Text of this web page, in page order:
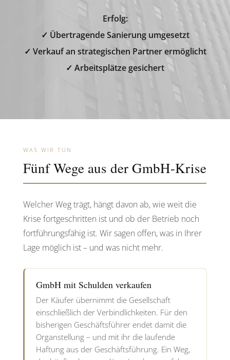
Erfolg:
✓ Übertragende Sanierung umgesetzt
✓ Verkauf an strategischen Partner ermöglicht
✓ Arbeitsplätze gesichert
WAS WIR TUN
Fünf Wege aus der GmbH-Krise
Welcher Weg trägt, hängt davon ab, wie weit die
Krise fortgeschritten ist und ob der Betrieb noch
fortführungsfähig ist. Wir sagen offen, was in Ihrer
Lage möglich ist – und was nicht mehr.
GmbH mit Schulden verkaufen
Der Käufer übernimmt die Gesellschaft
einschließlich der Verbindlichkeiten. Für den
bisherigen Geschäftsführer endet damit die
Organstellung – und mit ihr die laufende
Haftung aus der Geschäftsführung. Ein Weg,